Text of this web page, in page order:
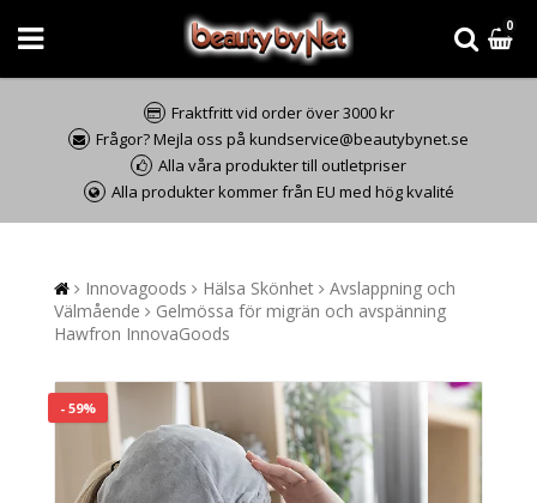
0
Fraktfritt vid order över 3000 kr
Frågor? Mejla oss på kundservice@beautybynet.se
Alla våra produkter till outletpriser
Alla produkter kommer från EU med hög kvalité
Innovagoods Hälsa Skönhet
Avslappning och
Välmående
Gelmössa för migrän och avspänning
Hawfron InnovaGoods
- 59%